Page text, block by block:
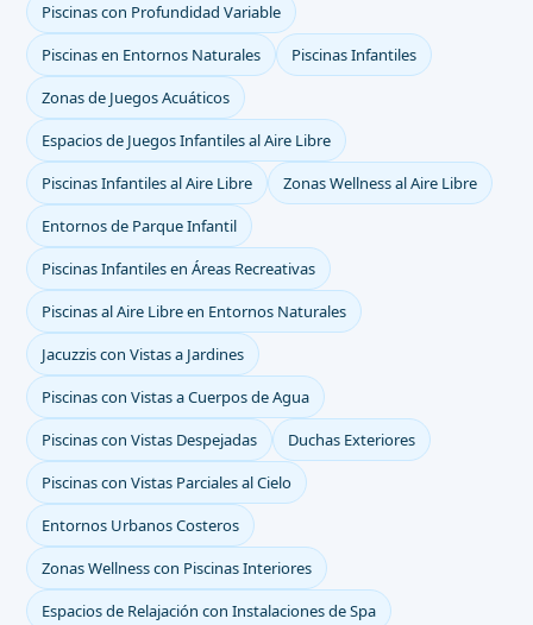
Piscinas con Profundidad Variable
Piscinas en Entornos Naturales
Piscinas Infantiles
Zonas de Juegos Acuáticos
Espacios de Juegos Infantiles al Aire Libre
Piscinas Infantiles al Aire Libre
Zonas Wellness al Aire Libre
Entornos de Parque Infantil
Piscinas Infantiles en Áreas Recreativas
Piscinas al Aire Libre en Entornos Naturales
Jacuzzis con Vistas a Jardines
Piscinas con Vistas a Cuerpos de Agua
Piscinas con Vistas Despejadas
Duchas Exteriores
Piscinas con Vistas Parciales al Cielo
Entornos Urbanos Costeros
Zonas Wellness con Piscinas Interiores
Espacios de Relajación con Instalaciones de Spa